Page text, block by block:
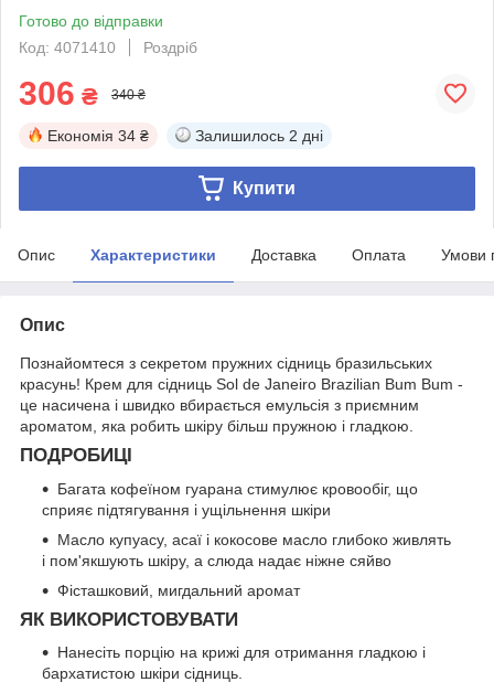
Готово до відправки
Код: 4071410
Роздріб
306 ₴ 340 ₴
Економія 34 ₴ Залишилось 2 дні
Купити
Опис Характеристики Доставка Оплата Умови
Опис
Познайомтеся з секретом пружних сідниць бразильських
красунь! Крем для сідниць Sol de Janeiro Brazilian Bum Bum -
це насичена і швидко вбирається емульсія з приємним
ароматом, яка робить шкіру більш пружною і гладкою.
ПОДРОБИЦІ
Багата кофеїном гуарана стимулює кровообіг, що
сприяє підтягування і ущільнення шкіри
Масло купуасу, асаї і кокосове масло глибоко живлять
і пом'якшують шкіру, а слюда надає ніжне сяйво
Фісташковий, мигдальний аромат
ЯК ВИКОРИСТОВУВАТИ
Нанесіть порцію на крижі для отримання гладкою і
бархатистою шкіри сідниць.